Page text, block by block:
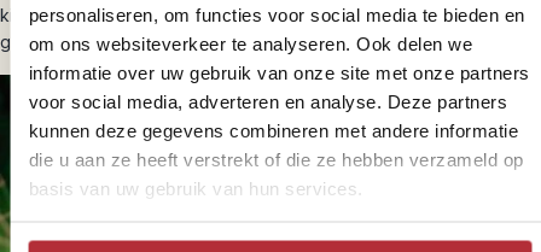
personaliseren, om functies voor social media te bieden en
om ons websiteverkeer te analyseren. Ook delen we
informatie over uw gebruik van onze site met onze partners
voor social media, adverteren en analyse. Deze partners
kunnen deze gegevens combineren met andere informatie
die u aan ze heeft verstrekt of die ze hebben verzameld op
basis van uw gebruik van hun services.
kinderen bij de accommodatie te laten, terwijl de reizigers die oud
genoeg zijn voor een tracking-activiteit dit wel kunnen doen.